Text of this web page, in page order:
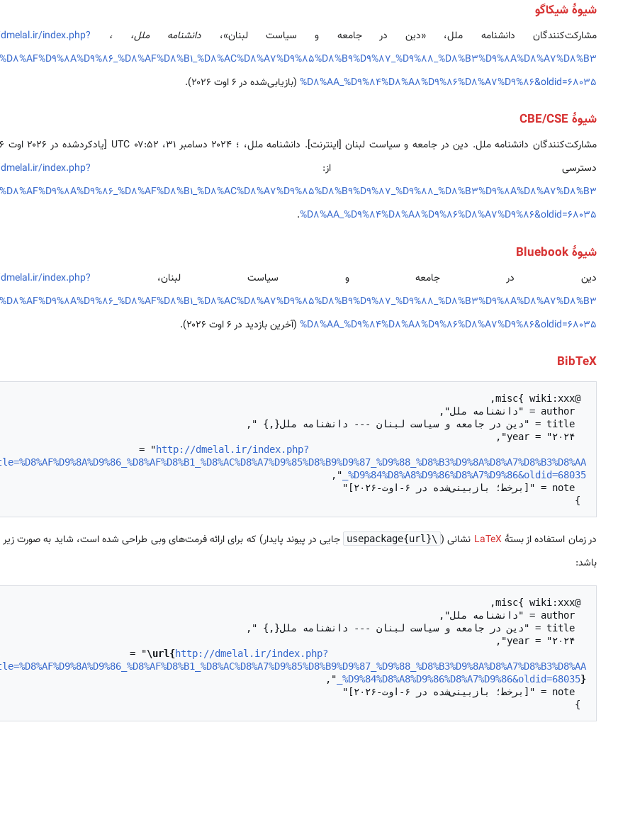
شیوهٔ شیکاگو
مشارکت‌کنندگان دانشنامه ملل، «دين در جامعه و سياست لبنان»، دانشنامه ملل، ،
index.php?
%D8%AA_%D9%84%D8%A8%D9%86%D8%A7%D9%86&oldid=68035 (بازیابی‌شده در ۶ اوت ۲۰۲۶).
شیوهٔ CBE/CSE
دسترسی از: index.php?
%D8%AA_%D9%84%D8%A8%D9%86%D8%A7%D9%86&oldid=68035
.
شیوهٔ Bluebook
دين در جامعه و سياست لبنان، index.php?
%D8%AA_%D9%84%D8%A8%D9%86%D8%A7%D9%86&oldid=68035 (آخرین بازدید در ۶ اوت ۲۰۲۶).
BibTeX
http://dmelal.ir/index.php?
_%D9%84%D8%A8%D9%86%D8%A7%D9%86&oldid=68035
در زمان استفاده از بستهٔLaTeX نشانی ( \usepackage{url}
جایی در پیوند پایدار) که برای ارائه فرمت‌های وبی طراحی شده است، شاید به صورت
باشد:
\url{http://dmelal.ir/index.php?
_%D9%84%D8%A8%D9%86%D8%A7%D9%86&oldid=68035}